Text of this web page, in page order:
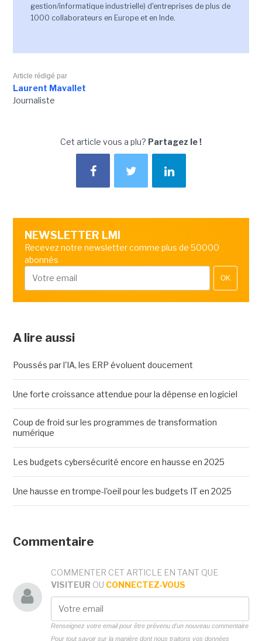
gestion/informatique industrielle) d'entreprises de plus de
1000 collaborateurs en Europe et en Inde.
Article rédigé par
Laurent Mavallet
Journaliste
Cet article vous a plu? Partagez le !
NEWSLETTER LMI
Recevez notre newsletter comme plus de 50000
abonnés
OK
A lire aussi
Poussés par l'IA, les ERP évoluent doucement
Une forte croissance attendue pour la dépense en logiciel
Coup de froid sur les programmes de transformation
numérique
Les budgets cybersécurité encore en hausse en 2025
Une hausse en trompe-l'oeil pour les budgets IT en 2025
Commentaire
COMMENTER CET ARTICLE EN TANT QUE
VISITEUR OU CONNECTEZ-VOUS
Renseignez votre email pour être prévenu d'un nouveau commentaire
Pour tout savoir sur la manière dont nous traitons vos données